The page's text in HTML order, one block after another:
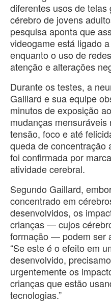
diferentes usos de
cérebro de jovens
pesquisa aponta que
videogame está ligado
enquanto o uso de
atenção e alterações
Durante os testes, a
Gaillard e sua equipe
minutos de exposição
mudanças mensuráveis
tensão, foco e até
queda de concentração
foi confirmada por
atividade cerebral.
Segundo Gaillard,
concentrado em
desenvolvidos, os
crianças — cujos
formação — podem ser
“Se este é o efeito em
desenvolvido,
urgentemente os
crianças que estão
tecnologias.”